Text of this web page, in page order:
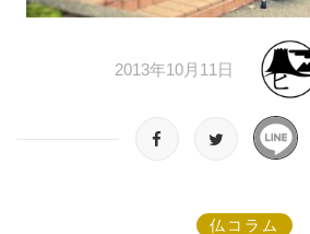
2013年10月11日
仏コラム